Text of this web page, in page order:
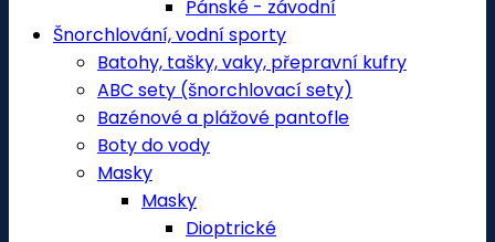
Pánské - závodní
Šnorchlování, vodní sporty
Batohy, tašky, vaky, přepravní kufry
ABC sety (šnorchlovací sety)
Bazénové a plážové pantofle
Boty do vody
Masky
Masky
Dioptrické